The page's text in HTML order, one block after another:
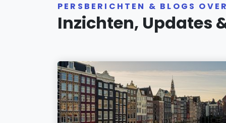
PERSBERICHTEN & BLOGS
Inzichten, Updates